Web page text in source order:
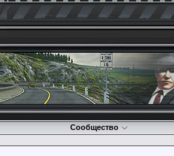
Сообщество